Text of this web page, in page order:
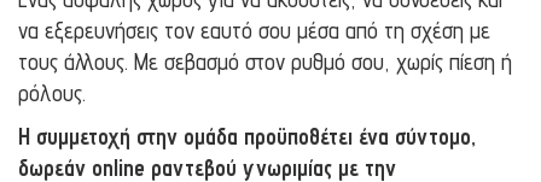
να εξερευνήσεις τον εαυτό σου μέσα από τη σχέση με
τους άλλους. Με σεβασμό στον ρυθμό σου, χωρίς πίεση ή
ρόλους.
Η συμμετοχή στην ομάδα προϋποθέτει ένα σύντομο,
δωρεάν online ραντεβού γνωριμίας με την